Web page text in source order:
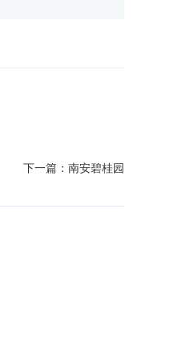
下一篇： 南安碧桂园